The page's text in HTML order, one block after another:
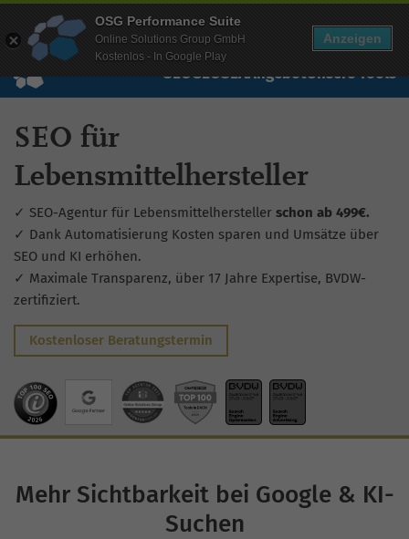
Wissen Free Checks Über uns Free Account
SEOGEOSEAAngebotUnsere Tools
SEO für
Lebensmittelhersteller
✓ SEO-Agentur für Lebensmittelhersteller schon ab 499€.
✓ Dank Automatisierung Kosten sparen und Umsätze über
SEO und KI erhöhen.
✓ Maximale Transparenz, über 17 Jahre Expertise, BVDW-
zertifiziert.
Kostenloser Beratungstermin
Mehr Sichtbarkeit bei Google & KI-
Suchen
OSG Performance Suite
Online Solutions Group GmbH
Kostenlos - In Google Play
Anzeigen